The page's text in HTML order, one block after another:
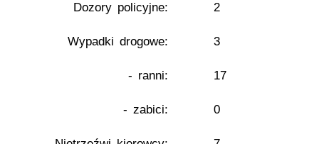
Dozory policyjne: 2
Wypadki drogowe: 3
- ranni: 17
- zabici: 0